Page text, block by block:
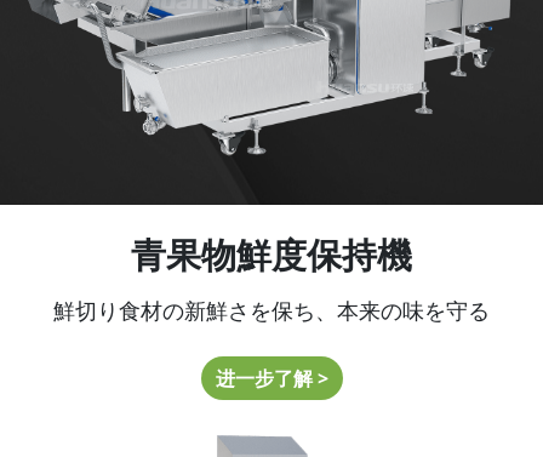
青果物鮮度保持機
鮮切り食材の新鮮さを保ち、本来の味を守る
进一步了解 >